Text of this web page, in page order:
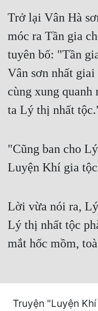
Dã Sử
Dị Giới
Dị Năng
Gia Đấu
Góc Nhìn Nam
Góc Nhìn Nữ
Hài Hước
Hệ Thống
Học Đường
Khoa Huyễn Không Gian
Kinh Dị
Trở lại Vân Hà
móc ra Tần gia
tuyên bố: "Tần
Vân sơn nhất
cùng xung quanh
ta Lý thị nhất
"Cũng ban cho
Luyện Khí gia
Lời vừa nói ra,
Lý thị nhất tộc
mắt hốc mồm,
Truyện "Luyện